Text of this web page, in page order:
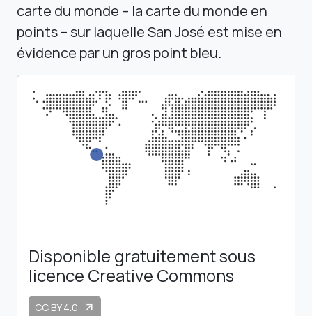
carte du monde – la carte du monde en
points – sur laquelle San José est mise en
évidence par un gros point bleu.
Disponible gratuitement sous
licence Creative Commons
CC BY 4.0 arrow_outward